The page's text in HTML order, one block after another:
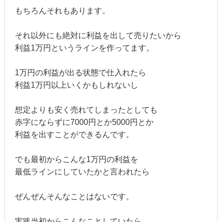
もちろんそれもあります。
それ以外にも絶対に利益を出して売りたいから
利益1万円というラインを作ってます。
1万円の利益が出る状態で仕入れたら
利益1万円以上いくかもしれないし
想定よりも安く売れてしまったとしても
赤字にならずに7000円とか5000円とか
利益を出すことができるんです。
でも最初からこんな1万円の利益を
最低ラインにしていたかと言われたら
ぜんぜんそんなことはないです。